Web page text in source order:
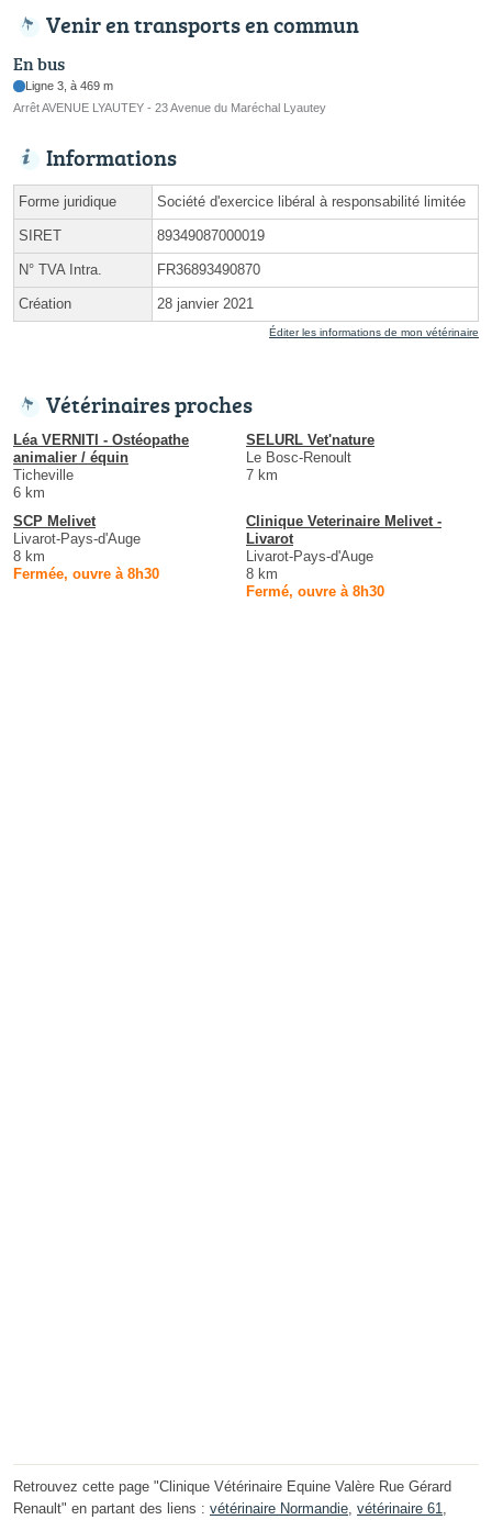
Venir en transports en commun
En bus
Ligne 3, à 469 m
Arrêt AVENUE LYAUTEY - 23 Avenue du Maréchal Lyautey
Informations
Forme juridique Société d'exercice libéral à responsabilité limitée
SIRET 89349087000019
N° TVA Intra. FR36893490870
Création 28 janvier 2021
Éditer les informations de mon vétérinaire
Vétérinaires proches
Léa VERNITI - Ostéopathe
animalier / équin
Ticheville
6 km
SELURL Vet'nature
Le Bosc-Renoult
7 km
SCP Melivet
Livarot-Pays-d'Auge
8 km
Fermée, ouvre à 8h30
Clinique Veterinaire Melivet -
Livarot
Livarot-Pays-d'Auge
8 km
Fermé, ouvre à 8h30
Retrouvez cette page "Clinique Vétérinaire Equine Valère Rue Gérard
Renault" en partant des liens : vétérinaire Normandie, vétérinaire 61,